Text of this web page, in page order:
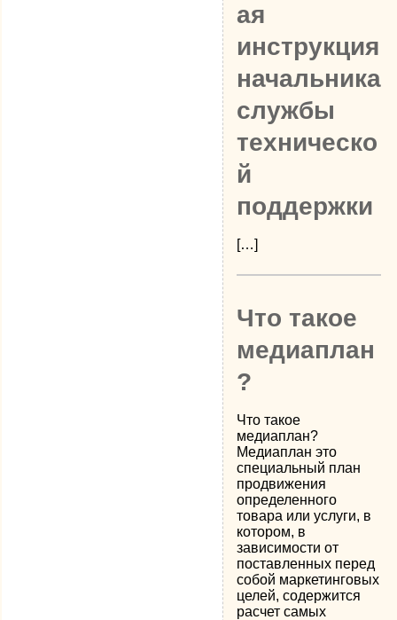
ая
инструкция
начальника
службы
техническо
й
поддержки
[…]
Что такое
медиаплан
?
Что такое
медиаплан?
Медиаплан это
специальный план
продвижения
определенного
товара или услуги, в
котором, в
зависимости от
поставленных перед
собой маркетинговых
целей, содержится
расчет самых